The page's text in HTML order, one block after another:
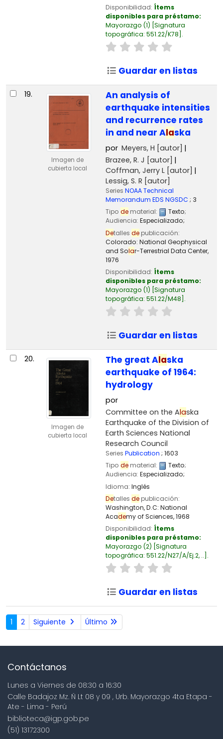
Disponibilidad: Ítems
disponibles para préstamo:
Mayorazgo (1) Signatura
topográfica: 551.22/K78 .
Guardar en listas
19.
Imagen de
cubierta local
An analysis of
earthquake intensities
and recurrence rates
in and near Alaska
por Meyers, H [autor]
Brazee, R. J [autor]
Coffman, Jerry L[autor]
Lessig, S. R [autor]
Series NOAA Technical
Memorandum EDS NGSDC ; 3
Tipo dematerial: Texto;
Audiencia: Especializado;
Detalles depublicación:
Colorado: National Geophysical
and Solar-Terrestrial Data Center,
1976
Disponibilidad: Ítems
disponibles para préstamo:
Mayorazgo (1) Signatura
topográfica: 551.22/M48 .
Guardar en listas
20.
Imagen de
cubierta local
The great Alaska
earthquake of 1964:
hydrology
por
Committee on the Alaska
Earthquake of the Division of
Earth Sciences National
Research Council
Series Publication ; 1603
Tipo dematerial: Texto;
Audiencia: Especializado;
Idioma: Inglés
Detalles depublicación:
Washington, D.C: National
Academy of Sciences,1968
Disponibilidad: Ítems
disponibles para préstamo:
Mayorazgo (2) Signatura
topográfica: 551.22/N27/A/Ej.2, .. .
Guardar en listas
1 2 Siguiente Último
Contáctanos
Lunes a Viernes de 08:30 a 16:30
Calle Badajoz Mz. Ñ Lt 08 y 09 , Urb. Mayorazgo 4ta Etapa -
Ate - Lima - Perú
biblioteca@igp.gob.pe
(51) 13172300